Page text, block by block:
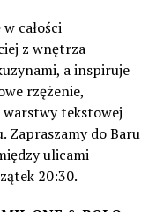
całości
z wnętrza
a inspiruje
rzężenie,
tekstowej
Zapraszamy do Baru
ulicami
20:30.